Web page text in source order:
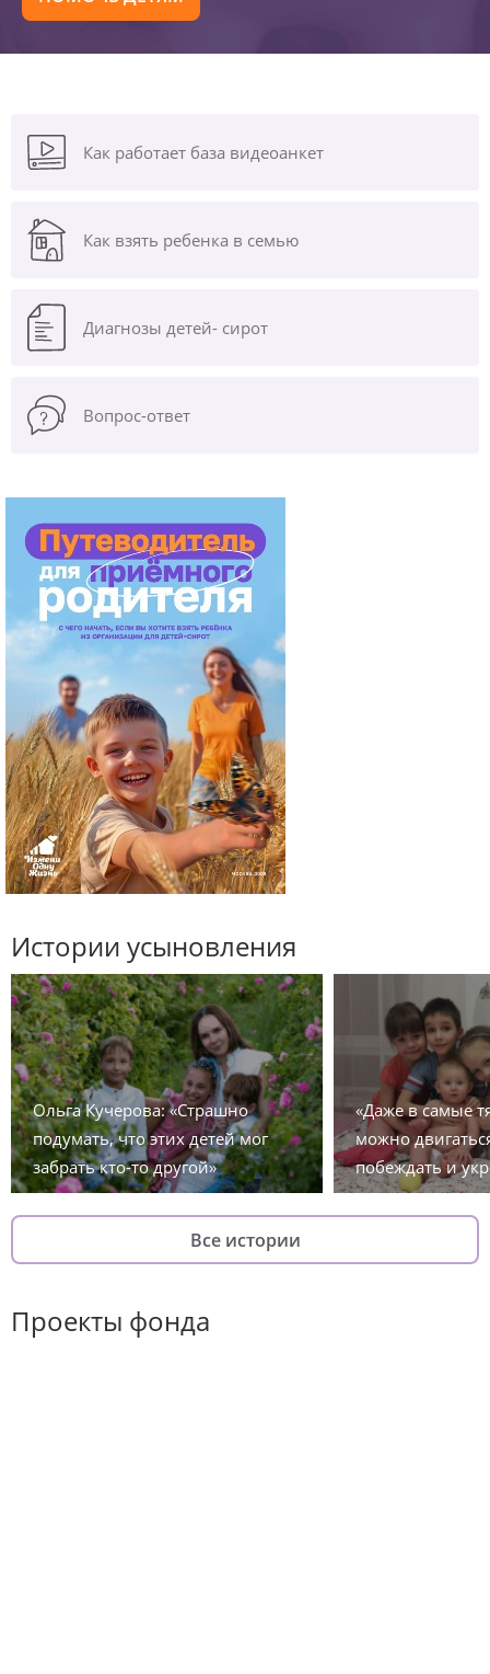
Как работает база видеоанкет
Как взять ребенка в семью
Диагнозы детей- сирот
Вопрос-ответ
Истории усыновления
Ольга Кучерова: «Страшно
подумать, что этих детей мог
забрать кто-то другой»
«Даже в самые
можно
побеждать и
Все истории
Проекты фонда